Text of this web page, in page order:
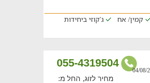
קמין/ אח
ג'קוזי ביחידות
055-4319504
מחיר לזוג, החל מ: